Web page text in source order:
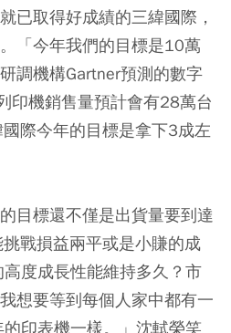
已取得好成績的三緯國際，
「今年我們的目標是10萬
調機構Gartner預測的數字
印機銷售量預計會有28萬台
際今年的目標是拿下3成左
目標還不僅是出貨量要到達
戰損益兩平或是小賺的成
度成長性能維持多久？市
想要等到每個人家中都有一
印表機一樣。」沈軾榮笑